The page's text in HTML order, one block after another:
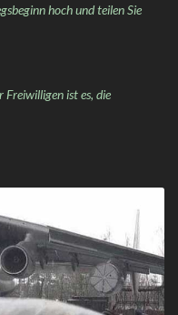
hoch und teilen Sie
Freiwilligen ist es, die